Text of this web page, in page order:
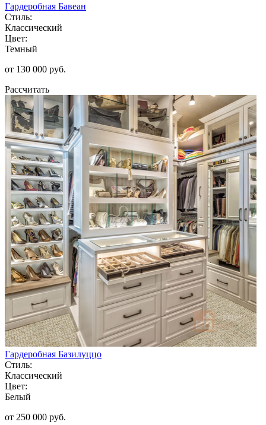
Гардеробная Бавеан
Стиль:
Классический
Цвет:
Темный
от 130 000 руб.
Рассчитать
Гардеробная Базилуццо
Стиль:
Классический
Цвет:
Белый
от 250 000 руб.